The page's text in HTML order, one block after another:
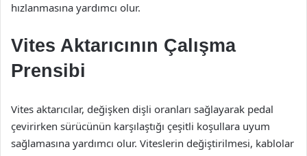
hızlanmasına yardımcı olur.
Vites Aktarıcının Çalışma
Prensibi
Vites aktarıcılar, değişken dişli oranları sağlayarak pedal
çevirirken sürücünün karşılaştığı çeşitli koşullara uyum
sağlamasına yardımcı olur. Viteslerin değiştirilmesi, kablolar